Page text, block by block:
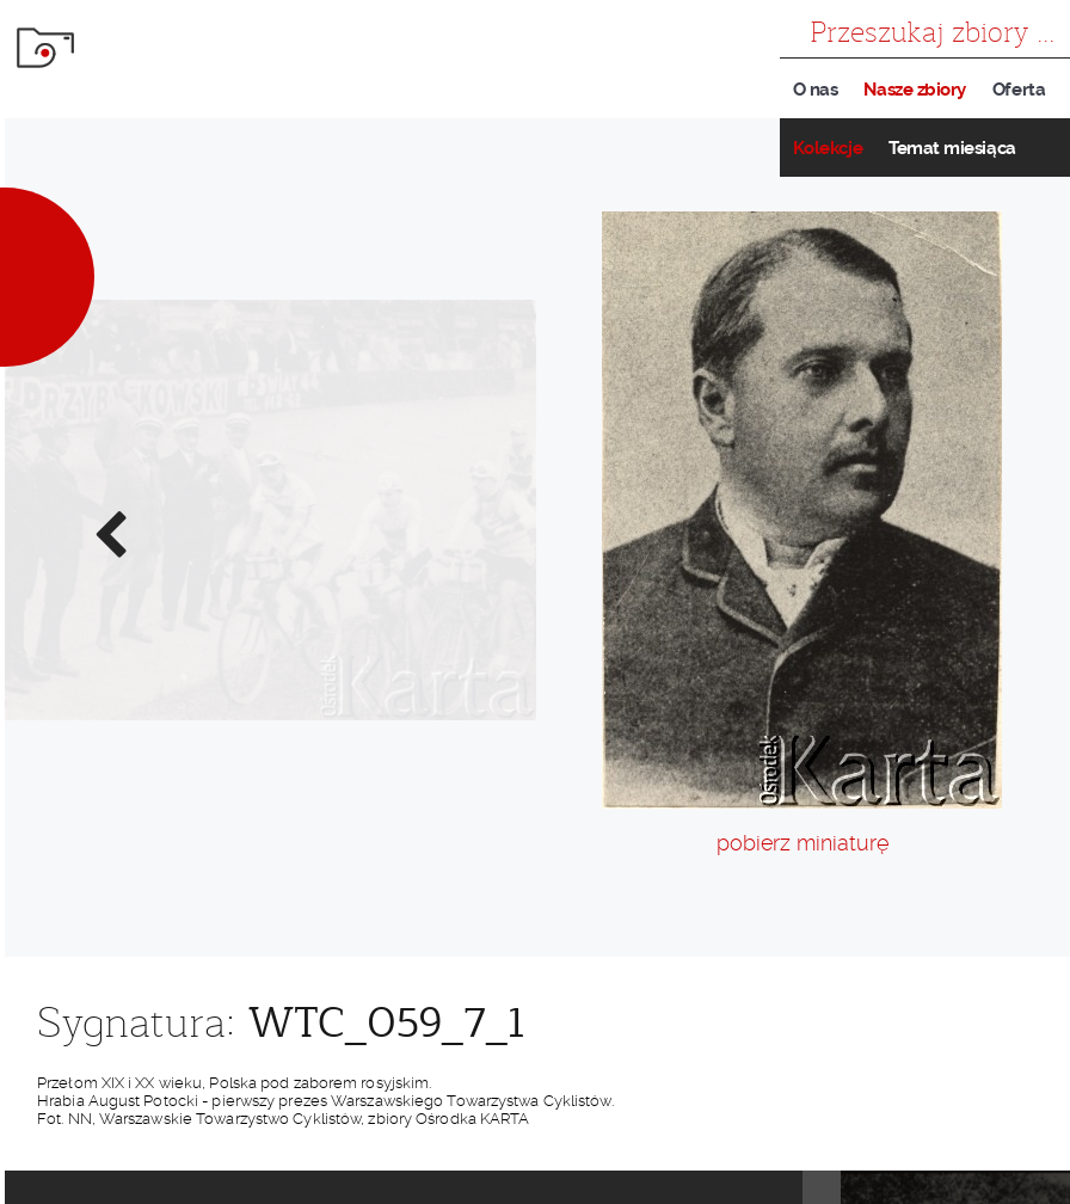
O nas Nasze zbiory
Kolekcje Temat miesiąca
Oferta
Poprzednie
zdjęcie
pobierz miniaturę
Sygnatura: WTC_059_7_1
Przełom XIX i XX wieku, Polska pod zaborem rosyjskim.
Hrabia August Potocki - pierwszy prezes Warszawskiego Towarzystwa Cyklistów.
Fot. NN, Warszawskie Towarzystwo Cyklistów, zbiory Ośrodka KARTA